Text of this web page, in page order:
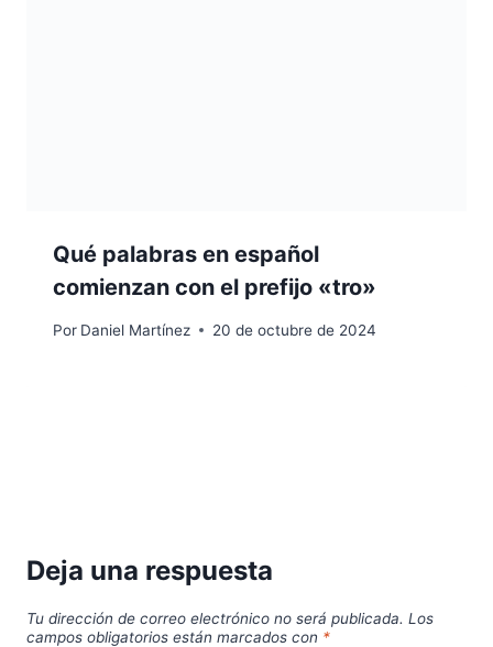
Qué palabras en español
comienzan con el prefijo «tro»
Por Daniel Martínez 20 de octubre de 2024
Deja una respuesta
Tu dirección de correo electrónico no será publicada. Los
campos obligatorios están marcados con *